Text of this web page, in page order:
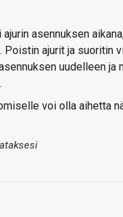
asennuksen
ajurit ja suoritin
uudelleen ja
voi olla aihetta